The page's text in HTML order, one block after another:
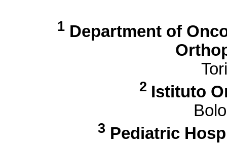
1 Department of
2 Istituto
3 Pediatric